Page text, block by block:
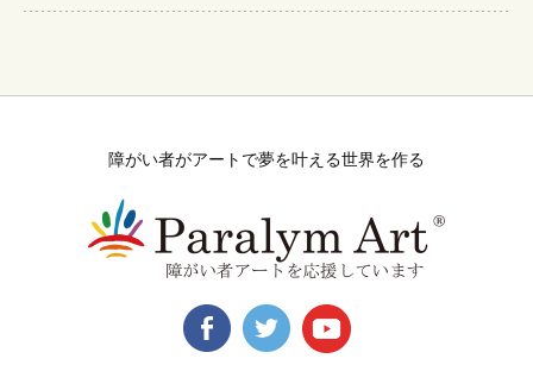
障がい者がアートで夢を叶える世界を作る